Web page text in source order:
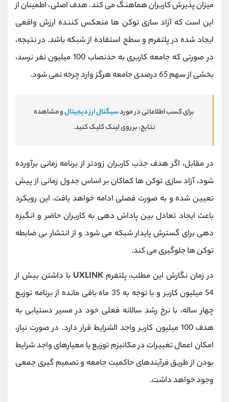
میزان پذیرش کاربران هماهنگ می‌ کند. هدف اصلی، اطمینان از
این است که آزاد سازی توکن ‌ها منعکس ‌کننده ارزش واقعی
ایجاد شده در پلتفرم و سطح استفاده از شبکه باشد. در نتیجه،
در صورتی که جامعه کاربری به حدنصاب 100 میلیون نفر نرسد،
بخشی از سهم 65 درصدی جامعه هرگز وارد چرخه نمی ‌شود.
برای کسب اطلاعاتی در موردسیگنال ارز دیجیتالو مشاهده
نتایج، بر روی لینک کلیک کنید.
در مقابل، اگر هدف جذب کاربران زودتر از برنامه زمانی برآورده
شود، آزاد سازی توکن‌ ها کماکان بر اساس جدول زمانی از پیش
تعیین ‌شده و به صورت فصلی ادامه خواهد یافت. این رویکرد
باعث ایجاد تعادل بین پاداش ‌دهی به کاربران حاضر و انگیزه
‌دهی برای گسترش پایدار شبکه می‌ شود و از انتشار بی ‌ضابطه
توکن ‌ها جلوگیری می کند.
در زمان نگارش این مطلب، پلتفرمUXLINK با داشتن بیش از
54 میلیون کاربر و با توجه به 35 ماه باقی‌ مانده از برنامه توزیع
چهار ساله، با نرخ رشد سالانه فعلی خود در مسیر دستیابی به
هدف 100 میلیون کاربر واجد ‌الشرایط قرار دارد. در صورت نیاز،
امکان اعمال تغییرات در مکانیزم توزیع یا معیارهای واجد شرایط
بودن از طریق فرآیندهای حاکمیت جامعه و تصمیم‌ گیری جمعی
وجود خواهد داشت.